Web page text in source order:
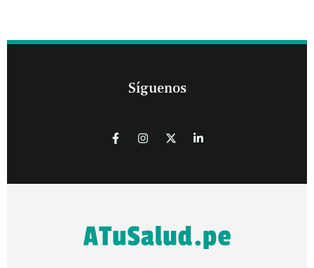
Síguenos